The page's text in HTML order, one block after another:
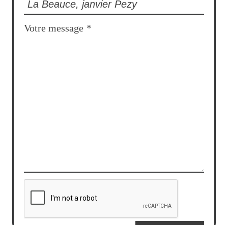
Votre message *